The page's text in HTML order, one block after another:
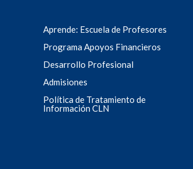
natural, la biodiversidad y
Leer más ...
Aprende: Escuela de Profesores
Programa Apoyos Financieros
Desarrollo Profesional
Admisiones
Política de Tratamiento de
Información CLN